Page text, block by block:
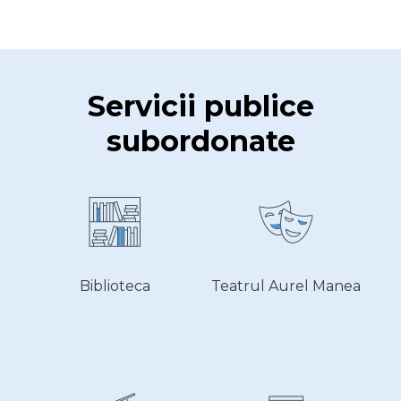
Servicii publice
subordonate
Biblioteca Teatrul Aurel Manea